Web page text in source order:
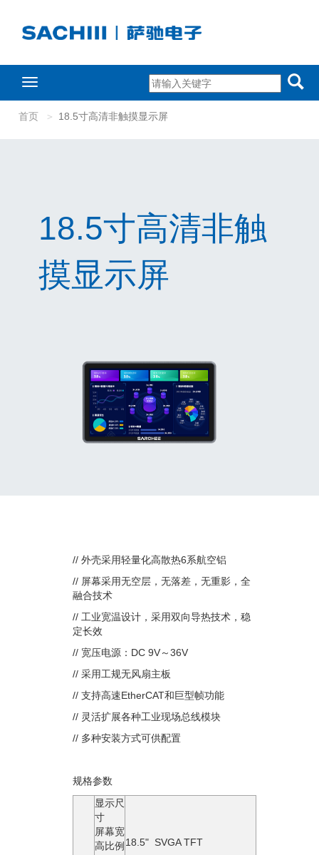
Toggle
首页
18.5寸高清非触摸显示屏
18.5寸高清非触
摸显示屏
// 外壳采用轻量化高散热6系航空铝
// 屏幕采用无空层，无落差，无重影，全
融合技术
// 工业宽温设计，采用双向导热技术，稳
定长效
// 宽压电源：DC 9V～36V
// 采用工规无风扇主板
// 支持高速EtherCAT和巨型帧功能
// 灵活扩展各种工业现场总线模块
// 多种安装方式可供配置
规格参数
显示尺
寸
屏幕宽
高比例 18.5" SVGA TFT